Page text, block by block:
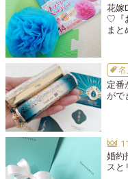
花嫁
♡『
まと
定番
がで
婚約
スと